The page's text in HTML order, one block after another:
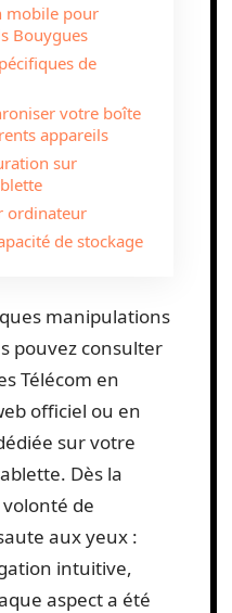
mobile pour
Bouygues
de
votre boîte
appareils
sur
ordinateur
de stockage
manipulations
pouvez consulter
Télécom en
officiel ou en
sur votre
Dès la
de
aux yeux :
intuitive,
aspect a été